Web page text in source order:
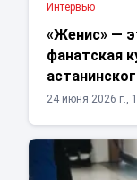
Интервью
«Женис» —
фанатская
24 июня 2026 г.,